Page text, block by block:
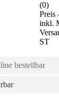
(0)
Preis
inkl.
ST
bestellbar